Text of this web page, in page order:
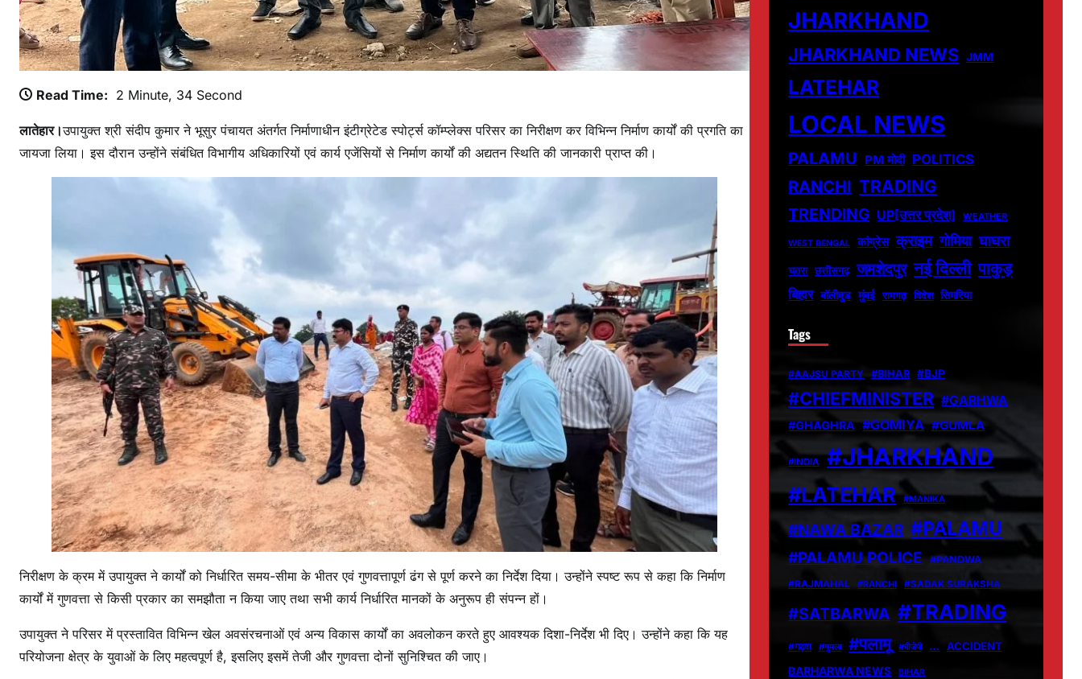
कॉ
म्प्ले
क्स
का
नि
री
Read Time: 2 Minute, 34 Second
लातेहार।उपायुक्त श्री संदीप कुमार ने भूसुर पंचायत अंतर्गत निर्माणाधीन इंटीग्रेटेड स्पोर्ट्स कॉम्प्लेक्स परिसर का निरीक्षण कर विभिन्न निर्माण कार्यों की प्रगति का
जायजा लिया। इस दौरान उन्होंने संबंधित विभागीय अधिकारियों एवं कार्य एजेंसियों से निर्माण कार्यों की अद्यतन स्थिति की जानकारी प्राप्त की।
निरीक्षण के क्रम में उपायुक्त ने कार्यों को निर्धारित समय-सीमा के भीतर एवं गुणवत्तापूर्ण ढंग से पूर्ण करने का निर्देश दिया। उन्होंने स्पष्ट रूप से कहा कि निर्माण
कार्यों में गुणवत्ता से किसी प्रकार का समझौता न किया जाए तथा सभी कार्य निर्धारित मानकों के अनुरूप ही संपन्न हों।
उपायुक्त ने परिसर में प्रस्तावित विभिन्न खेल अवसंरचनाओं एवं अन्य विकास कार्यों का अवलोकन करते हुए आवश्यक दिशा-निर्देश भी दिए। उन्होंने कहा कि यह
परियोजना क्षेत्र के युवाओं के लिए महत्वपूर्ण है, इसलिए इसमें तेजी और गुणवत्ता दोनों सुनिश्चित की जाए।
JHARKHAND
JHARKHAND NEWS JMM
LATEHAR
LOCAL NEWS
PALAMU PM मोदी POLITICS
RANCHI TRADING
TRENDING UP[उत्तर प्रदेश] WEATHER
WEST BENGAL कांग्रेस क्राइम गोमिया घाघरा
चतरा छत्तीसगढ़ जमशेदपुर नई दिल्ली पाकुड़
बिहार बॉलीवुड मुंबई रामगढ़ विदेश सिमरिया
Tags
#AAJSU PARTY #BIHAR #BJP
#CHIEFMINISTER #GARHWA
#GHAGHRA #GOMIYA #GUMLA
#INDIA #JHARKHAND
#LATEHAR #MANIKA
#NAWA BAZAR #PALAMU
#PALAMU POLICE
#PANDWA
#RAJMAHAL
#RANCHI #SADAK SURAKSHA
#SATBARWA #TRADING
#गढ़वा #गुमला #पलामू #बीजेपी … ACCIDENT
BARHARWA NEWS BIHAR